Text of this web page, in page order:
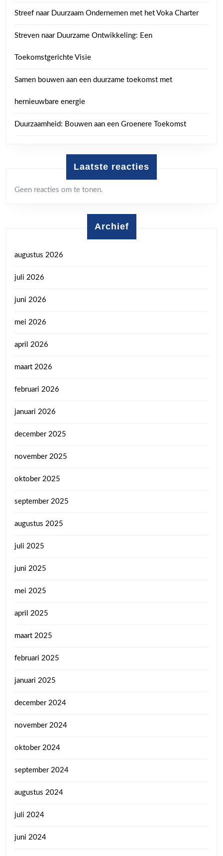
Streef naar Duurzaam Ondernemen met het Voka Charter
Streven naar Duurzame Ontwikkeling: Een
Toekomstgerichte Visie
Samen bouwen aan een duurzame toekomst met
hernieuwbare energie
Duurzaamheid: Bouwen aan een Groenere Toekomst
Laatste reacties
Geen reacties om te tonen.
Archief
augustus 2026
juli 2026
juni 2026
mei 2026
april 2026
maart 2026
februari 2026
januari 2026
december 2025
november 2025
oktober 2025
september 2025
augustus 2025
juli 2025
juni 2025
mei 2025
april 2025
maart 2025
februari 2025
januari 2025
december 2024
november 2024
oktober 2024
september 2024
augustus 2024
juli 2024
juni 2024